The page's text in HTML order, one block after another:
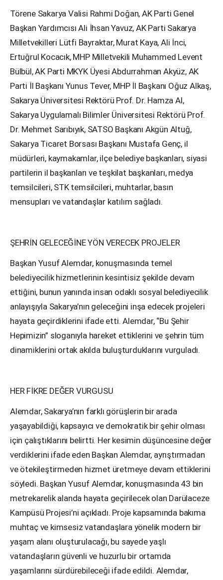
Törene Sakarya Valisi Rahmi Doğan, AK Parti Genel
Başkan Yardımcısı Ali İhsan Yavuz, AK Parti Sakarya
Milletvekilleri Lütfi Bayraktar, Murat Kaya, Ali İnci,
Ertuğrul Kocacık, MHP Milletvekili Muhammed Levent
Bülbül, AK Parti MKYK Üyesi Abdurrahman Akyüz, AK
Parti İl Başkanı Yunus Tever, MHP İl Başkanı Oğuz Alkaş,
Sakarya Üniversitesi Rektörü Prof. Dr. Hamza Al,
Sakarya Uygulamalı Bilimler Üniversitesi Rektörü Prof.
Dr. Mehmet Sarıbıyık, SATSO Başkanı Akgün Altuğ,
Sakarya Ticaret Borsası Başkanı Mustafa Genç, il
müdürleri, kaymakamlar, ilçe belediye başkanları, siyasi
partilerin il başkanları ve teşkilat başkanları, medya
temsilcileri, STK temsilcileri, muhtarlar, basın
mensupları ve vatandaşlar katılım sağladı.
ŞEHRİN GELECEĞİNE YÖN VERECEK PROJELER
Başkan Yusuf Alemdar, konuşmasında temel
belediyecilik hizmetlerinin kesintisiz şekilde devam
ettiğini, bunun yanında insan odaklı sosyal belediyecilik
anlayışıyla Sakarya’nın geleceğini inşa edecek projeleri
hayata geçirdiklerini ifade etti. Alemdar, “Bu Şehir
Hepimizin” sloganıyla hareket ettiklerini ve şehrin tüm
dinamiklerini ortak akılda buluşturduklarını vurguladı.
HER FİKRE DEĞER VURGUSU
Alemdar, Sakarya’nın farklı görüşlerin bir arada
yaşayabildiği, kapsayıcı ve demokratik bir şehir olması
için çalıştıklarını belirtti. Her kesimin düşüncesine değer
verdiklerini ifade eden Başkan Alemdar, ayrıştırmadan
ve ötekileştirmeden hizmet üretmeye devam ettiklerini
söyledi. Başkan Yusuf Alemdar, konuşmasında 43 bin
metrekarelik alanda hayata geçirilecek olan Darülaceze
Kampüsü Projesi’ni açıkladı. Proje kapsamında bakıma
muhtaç ve kimsesiz vatandaşlara yönelik modern bir
yaşam alanı oluşturulacağı, bu sayede yaşlı
vatandaşların güvenli ve huzurlu bir ortamda
yaşamlarını sürdürebileceği ifade edildi. Alemdar,